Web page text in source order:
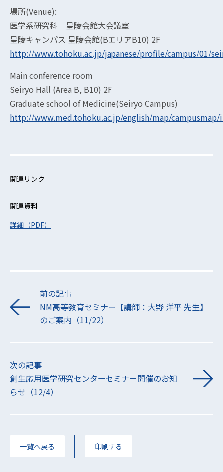
場所(Venue):
医学系研究科 星陵会館大会議室
星陵キャンパス 星陵会館(BエリアB10) 2F
http://www.tohoku.ac.jp/japanese/profile/campus/01/
Main conference room
Seiryo Hall (Area B, B10) 2F
Graduate school of Medicine(Seiryo Campus)
http://www.med.tohoku.ac.jp/english/map/
関連リンク
関連資料
詳細（PDF）
前の記事
NM高等教育セミナー【講師：大野 洋平 先生】
のご案内（11/22）
次の記事
創生応用医学研究センターセミナー開催のお知
らせ（12/4）
一覧へ戻る 印刷する